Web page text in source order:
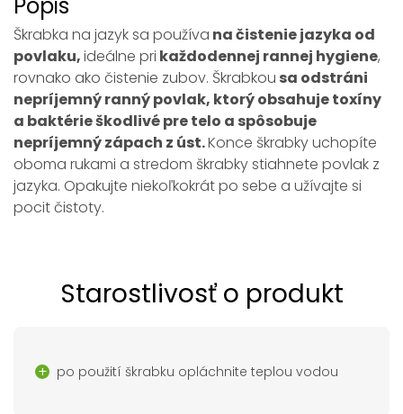
Škrabka na jazyk sa používa na čistenie jazyka od
povlaku,ideálne pri každodennej rannej hygiene,
rovnako ako čistenie zubov. Škrabkou sa odstráni
nepríjemný ranný povlak, ktorý obsahuje toxíny
a baktérie škodlivé pre telo a spôsobuje
nepríjemný zápach z úst.Konce škrabky uchopíte
oboma rukami a stredom škrabky stiahnete povlak z
jazyka. Opakujte niekoľkokrát po sebe a užívajte si
pocit čistoty.
Starostlivosť o produkt
po použití škrabku opláchnite teplou vodou